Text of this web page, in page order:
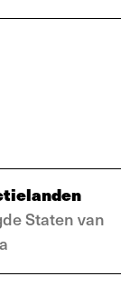
Staten van